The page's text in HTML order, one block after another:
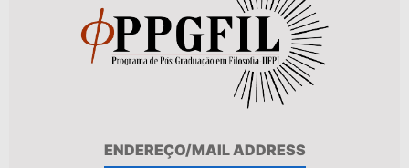
ENDEREÇO/MAIL ADDRESS